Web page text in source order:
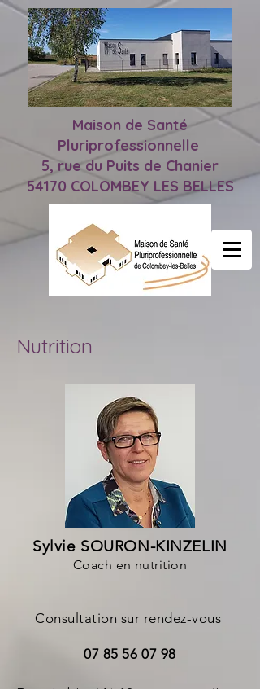
Maison de Santé
Pluriprofessionnelle
5, rue du Puits de Chanier
54170 COLOMBEY LES BELLES
Nutrition
Sylvie SOURON-KINZELIN
Coach en nutrition
Consultation sur rendez-vous
07 85 56 07 98